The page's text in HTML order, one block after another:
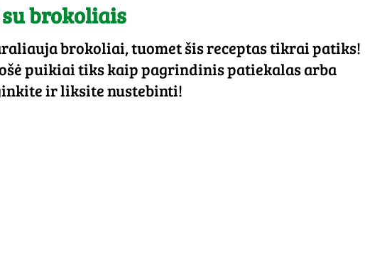
brokoliais
brokoliai, tuomet šis receptas tikrai patiks!
puikiai tiks kaip pagrindinis patiekalas arba
ir liksite nustebinti!